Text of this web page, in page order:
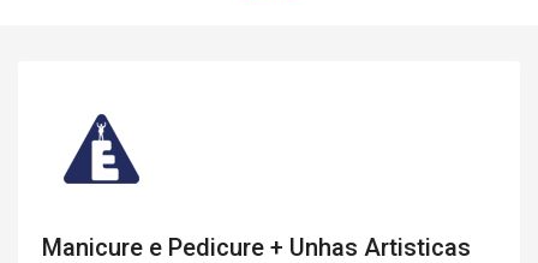
Manicure e Pedicure + Unhas Artisticas